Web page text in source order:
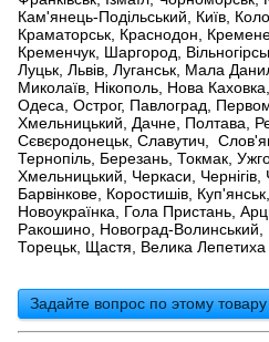
Кам'янець-Подільський, Київ,
Краматорськ, Краснодон,
Кременчук, Шаргород,
Луцьк, Львів, Луганськ, Мала
Миколаїв, Нікополь, Нова
Одеса, Острог, Павлоград,
Хмельницький, Дачне, Полтава,
Сєвєродонецьк, Славутич,
Тернопіль, Березань, Токмак,
Хмельницький, Черкаси, Чернігів,
Барвінкове, Коростишів,
Новоукраїнка, Гола Пристань,
Ракошино, Новоград-Волинський,
Торецьк, Щастя, Велика Лепетиха
Задайте вопрос по этому товару